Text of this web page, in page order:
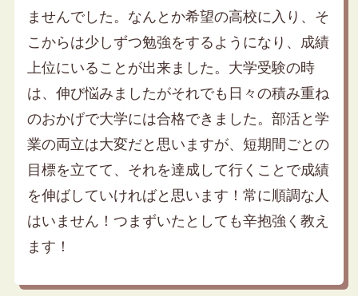
ませんでした。なんとか希望の高校に入り、そ
こからは少しずつ勉強をするようになり、成績
上位にいることが出来ました。大学受験の時
は、伸び悩みましたがそれでも日々の積み重ね
のおかげで大学には合格できました。部活と学
業の両立は大変だと思いますが、短期間ごとの
目標を立てて、それを達成して行くことで成績
を伸ばしていければと思います！常に順調な人
はいません！つまずいたとしても辛抱強く教え
ます！